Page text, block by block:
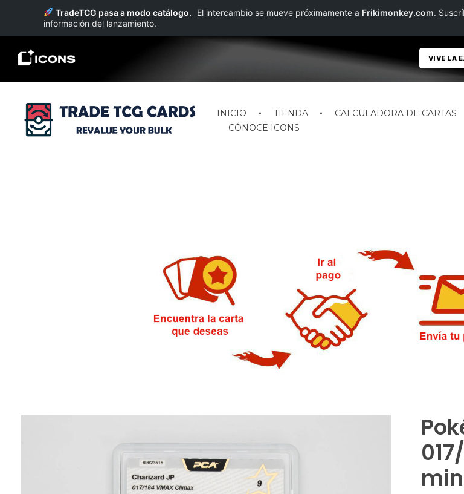
INICIO TIENDA CALCULADORA DE CARTAS
CÓNOCE ICONS
TradeTCG pasa a modo catálogo. El intercambio se mueve próximamente a Frikimonkey.com.
información del lanzamiento.
VIVE LA